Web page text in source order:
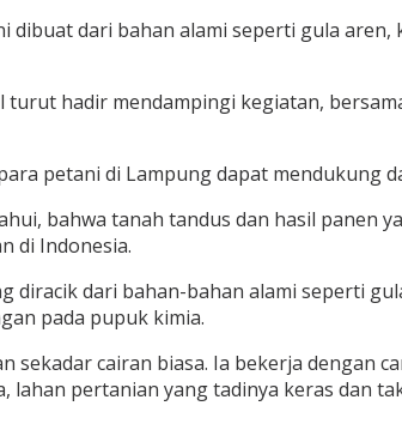
dibuat dari bahan alami seperti gula
turut hadir mendampingi kegiatan,
petani di Lampung dapat
bahwa tanah tandus dan hasil panen
di Indonesia.
diracik dari bahan-bahan alami seperti
pada pupuk kimia.
sekadar cairan biasa. Ia bekerja
lahan pertanian yang tadinya keras dan